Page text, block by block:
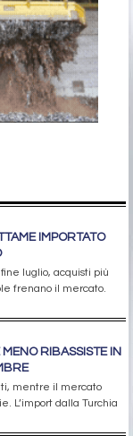
IMPORTATO
luglio, acquisti più
frenano il mercato.
RIBASSISTE IN
mentre il mercato
L’import dalla Turchia